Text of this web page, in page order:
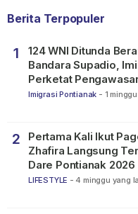
Berita Terpopuler
1
124 WNI Ditunda
Bandara Supadio,
Perketat
Nonprosedural
Imigrasi Pontianak - 1
2
Pertama Kali Ikut
Zhafira Langsung
Dare Pontianak 2026
LIFESTYLE - 4 minggu yang